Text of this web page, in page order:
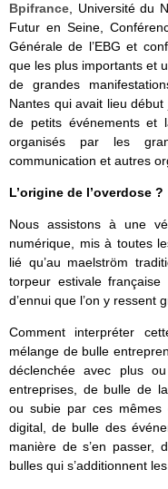
Bpifrance , Université du
Futur en Seine,
Générale de l’EBG et
que les plus importants et
de grandes
Nantes qui avait lieu
de petits événements et
organisés par les
communication et autres
L’origine de l’overdose ?
Nous assistons à une
numérique, mis à toutes
lié qu’au maelström
torpeur estivale
d’ennui que l’on y ressent
Comment interpréter
mélange de bulle
déclenchée avec plus
entreprises, de bulle de
ou subie par ces
digital, de bulle des
manière de s’en passer,
bulles qui s’additionnent